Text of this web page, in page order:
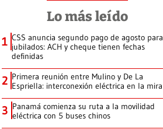
Lo más leído
1 CSS anuncia segundo pago de agosto para
jubilados: ACH y cheque tienen fechas
definidas
2 Primera reunión entre Mulino y De La
Espriella: interconexión eléctrica en la mira
3 Panamá comienza su ruta a la movilidad
eléctrica con 5 buses chinos